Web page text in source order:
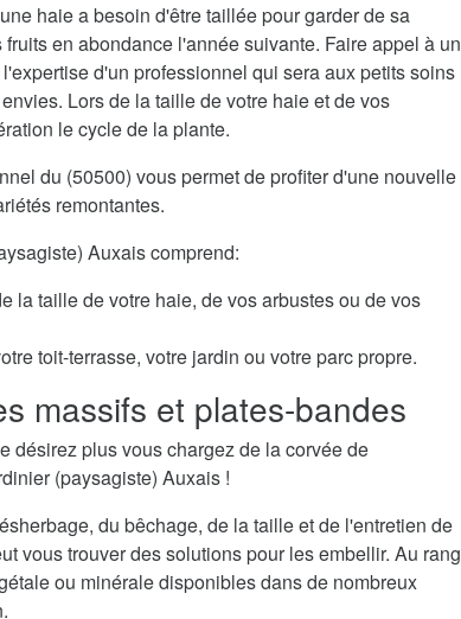
haie a besoin d'être taillée pour garder de sa
en abondance l'année suivante. Faire appel à un
d'un professionnel qui sera aux petits soins
Lors de la taille de votre haie et de vos
le cycle de la plante.
du (50500) vous permet de profiter d'une nouvelle
remontantes.
Auxais comprend:
la taille de votre haie, de vos arbustes ou de vos
toit-terrasse, votre jardin ou votre parc propre.
massifs et plates-bandes
désirez plus vous chargez de la corvée de
(paysagiste) Auxais !
du bêchage, de la taille et de l'entretien de
vous trouver des solutions pour les embellir. Au rang
ou minérale disponibles dans de nombreux